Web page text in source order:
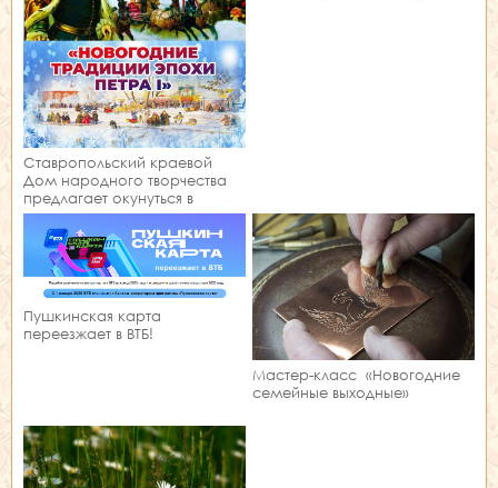
Ставропольский краевой
Дом народного творчества
предлагает окунуться в
атмосферу царской эпохи и
встретить Новый год вместе с
Петром Великим!
Пушкинская карта
переезжает в ВТБ!
Мастер-класс «Новогодние
семейные выходные»